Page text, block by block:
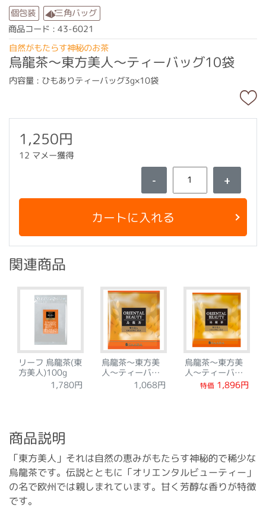
個包装 三角バッグ
商品コード : 43-6021
自然がもたらす神秘のお茶
烏龍茶～東方美人～ティーバッグ10袋
内容量 : ひもありティーバッグ3g×10袋
1,250円
12 マメー獲得
- +
カートに入れる
関連商品
リーフ 烏龍茶(東
方美人)100g
1,780円
烏龍茶～東方美
人～ティーバッ
1,068円
烏龍茶～東方美
人～ティーバッ
グ24袋
特価 1,896円
商品説明
「東方美人」それは自然の恵みがもたらす神秘的で稀少な
烏龍茶です。伝説とともに「オリエンタルビューティー」
の名で欧州では親しまれています。甘く芳醇な香りが特徴
です。